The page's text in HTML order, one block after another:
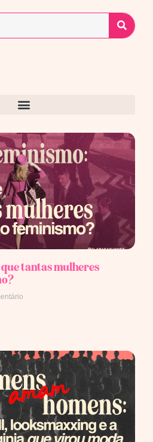
tantas mulheres